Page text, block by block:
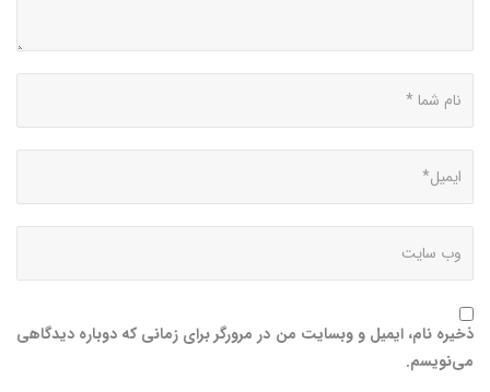
ذخیره نام، ایمیل و وبسایت من در مرورگر برای زمانی که دوباره دیدگاهی
می‌نویسم.